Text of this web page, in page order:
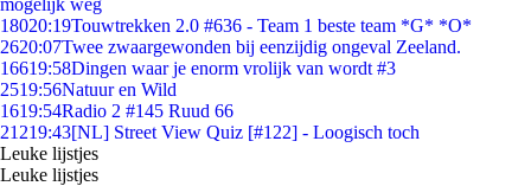
mogelijk weg
18020:19Touwtrekken 2.0 #636 - Team 1 beste team *G* *O*
2620:07Twee zwaargewonden bij eenzijdig ongeval Zeeland.
16619:58Dingen waar je enorm vrolijk van wordt #3
2519:56Natuur en Wild
1619:54Radio 2 #145 Ruud 66
21219:43[NL] Street View Quiz [#122] - Loogisch toch
Leuke lijstjes
Leuke lijstjes